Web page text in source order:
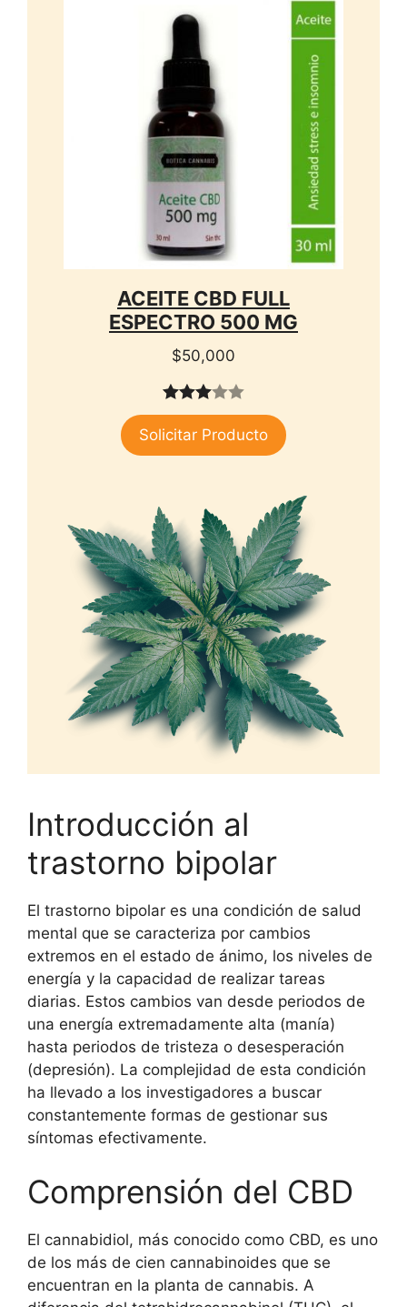
ACEITE CBD FULL
ESPECTRO 500 MG
$50,000
3.00
de 5
Solicitar Producto
Introducción al
trastorno bipolar
El trastorno bipolar es una condición de salud
mental que se caracteriza por cambios
extremos en el estado de ánimo, los niveles de
energía y la capacidad de realizar tareas
diarias. Estos cambios van desde periodos de
una energía extremadamente alta (manía)
hasta periodos de tristeza o desesperación
(depresión). La complejidad de esta condición
ha llevado a los investigadores a buscar
constantemente formas de gestionar sus
síntomas efectivamente.
Comprensión del CBD
El cannabidiol, más conocido como CBD, es uno
de los más de cien cannabinoides que se
encuentran en la planta de cannabis. A